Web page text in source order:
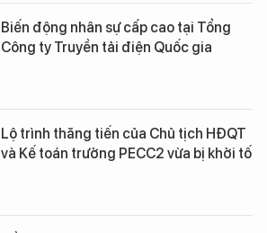
Biến động nhân sự cấp cao tại Tổng
Công ty Truyền tải điện Quốc gia
Lộ trình thăng tiến của Chủ tịch HĐQT
và Kế toán trưởng PECC2 vừa bị khởi tố